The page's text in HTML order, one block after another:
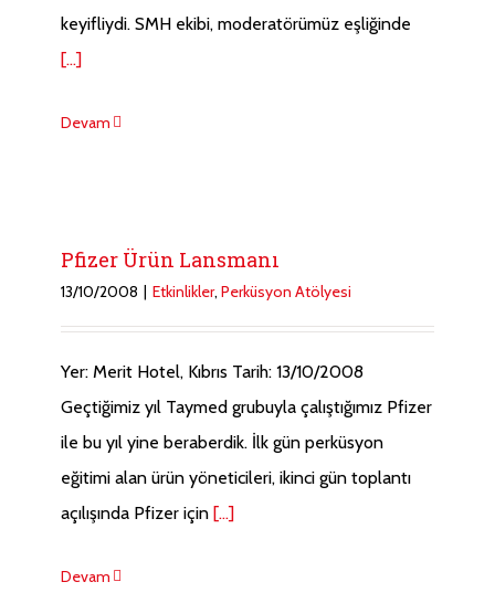
keyifliydi. SMH ekibi, moderatörümüz eşliğinde
[...]
Devam
Pfizer Ürün Lansmanı
13/10/2008 | Etkinlikler, Perküsyon Atölyesi
Yer: Merit Hotel, Kıbrıs Tarih: 13/10/2008
Geçtiğimiz yıl Taymed grubuyla çalıştığımız Pfizer
ile bu yıl yine beraberdik. İlk gün perküsyon
eğitimi alan ürün yöneticileri, ikinci gün toplantı
açılışında Pfizer için [...]
Devam